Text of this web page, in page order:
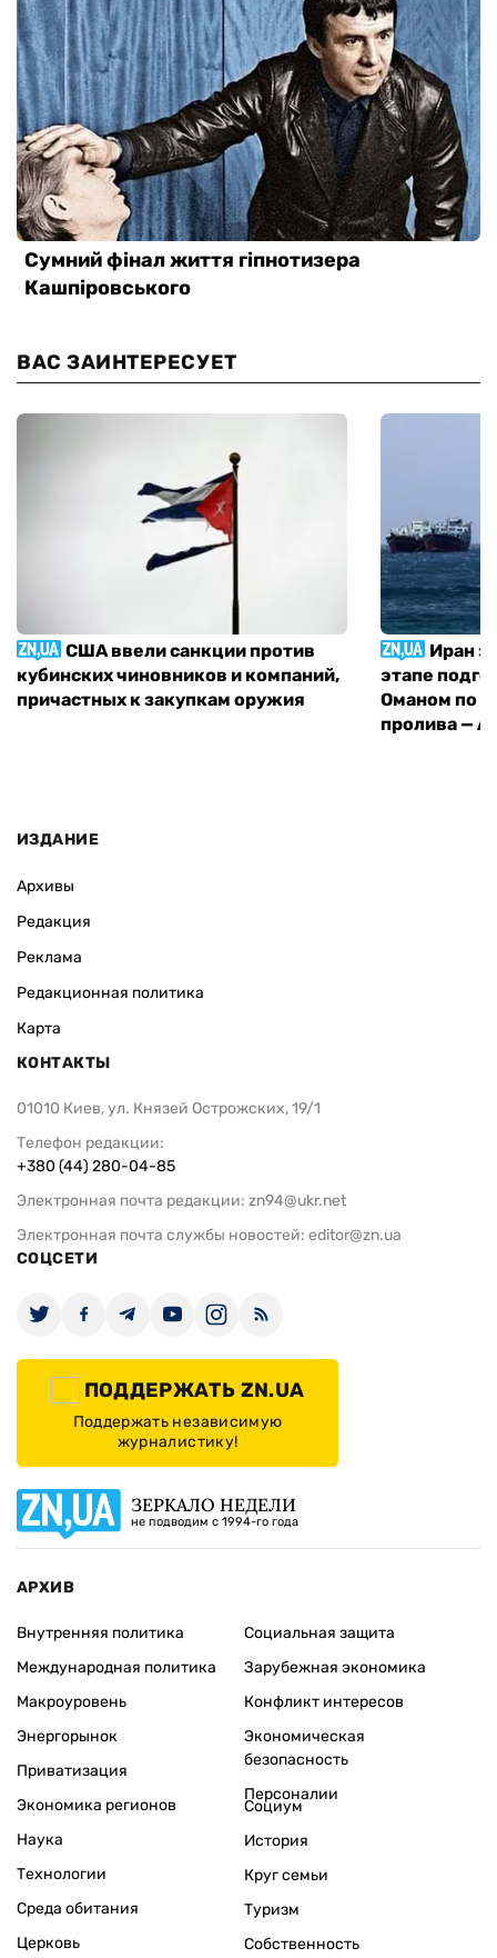
ВАС ЗАИНТЕРЕСУЕТ
США ввели санкции против
кубинских чиновников и компаний,
причастных к закупкам оружия
Иран
этапе
Оманом по
пролива —
ИЗДАНИЕ
Архивы
Редакция
Реклама
Редакционная политика
Карта
КОНТАКТЫ
01010 Киев, ул. Князей Острожских, 19/1
Телефон редакции:
+380 (44) 280-04-85
Электронная почта редакции: zn94@ukr.net
Электронная почта службы новостей: editor@zn.ua
СОЦСЕТИ
ПОДДЕРЖАТЬ ZN.UA
Поддержать независимую
журналистику!
ЗЕРКАЛО НЕДЕЛИ
не подводим с 1994-го года
АРХИВ
Внутренняя политика
Международная политика
Макроуровень
Энергорынок
Приватизация
Экономика регионов
Социальная защита
Зарубежная экономика
Конфликт интересов
Экономическая
безопасность
Персоналии
Наука
Технологии
Среда обитания
Церковь
Социум
История
Круг семьи
Туризм
Собственность